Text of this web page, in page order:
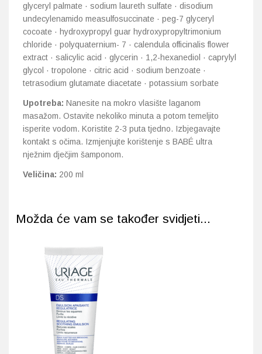
glyceryl palmate · sodium laureth sulfate · disodium
undecylenamido measulfosuccinate · peg-7 glyceryl
cocoate · hydroxypropyl guar hydroxypropyltrimonium
chloride · polyquaternium- 7 · calendula officinalis flower
extract · salicylic acid · glycerin · 1,2-hexanediol · caprylyl
glycol · tropolone · citric acid · sodium benzoate ·
tetrasodium glutamate diacetate · potassium sorbate
Upotreba: Nanesite na mokro vlasište laganom
masažom. Ostavite nekoliko minuta a potom temeljito
isperite vodom. Koristite 2-3 puta tjedno. Izbjegavajte
kontakt s očima. Izmjenjujte korištenje s BABÉ ultra
nježnim dječjim šamponom.
Veličina: 200 ml
Možda će vam se također svidjeti...